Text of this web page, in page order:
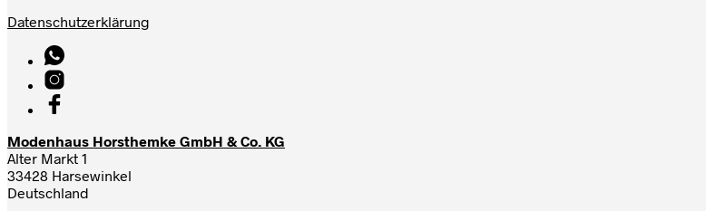
Datenschutzerklärung
Modenhaus Horsthemke GmbH & Co. KG
Alter Markt 1
33428 Harsewinkel
Deutschland